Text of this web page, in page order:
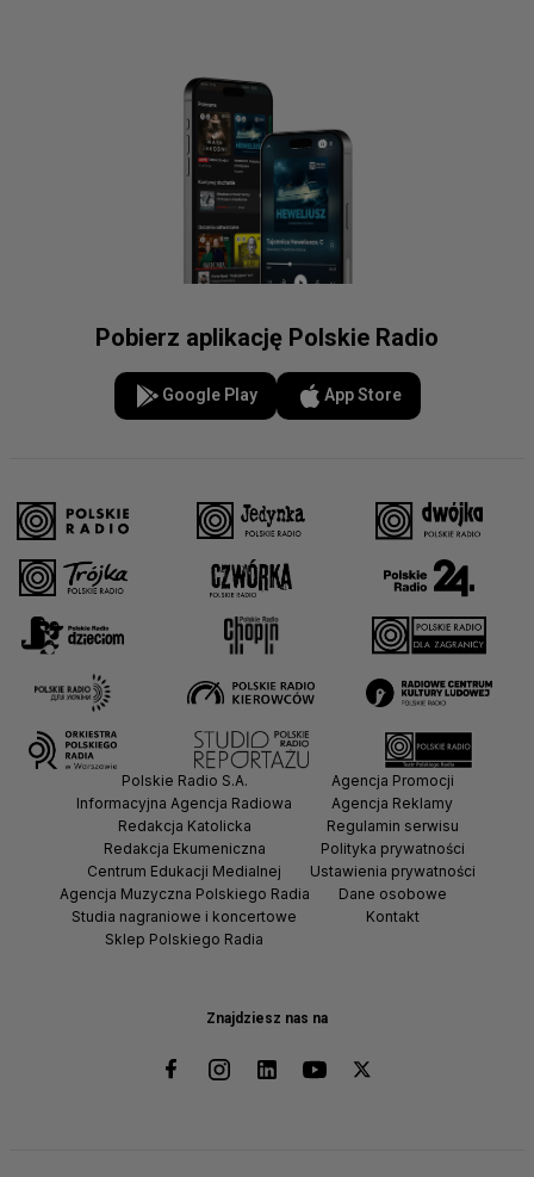
Pobierz aplikację Polskie Radio
Google Play App Store
Znajdziesz nas na
Polskie Radio S.A.
Informacyjna Agencja Radiowa
Redakcja Katolicka
Redakcja Ekumeniczna
Centrum Edukacji Medialnej
Agencja Muzyczna Polskiego Radia
Studia nagraniowe i koncertowe
Sklep Polskiego Radia
Agencja Promocji
Agencja Reklamy
Regulamin serwisu
Polityka prywatności
Ustawienia prywatności
Dane osobowe
Kontakt